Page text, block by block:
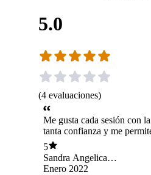
5.0
(4 evaluaciones)
Me gusta cada sesión con
tanta confianza y me
conmigo misma. Me ha
5
Sandra Angelica
Leyton Solis
Enero 2022